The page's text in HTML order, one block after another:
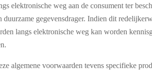
elektronische weg aan de consument ter
duurzame gegevensdrager. Indien dit
langs elektronische weg kan worden
algemene voorwaarden tevens specifieke